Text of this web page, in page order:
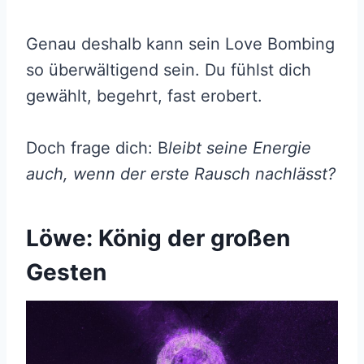
Genau deshalb kann sein Love Bombing
so überwältigend sein. Du fühlst dich
gewählt, begehrt, fast erobert.
Doch frage dich: Bleibt seine Energie
auch, wenn der erste Rausch nachlässt?
Löwe: König der großen
Gesten